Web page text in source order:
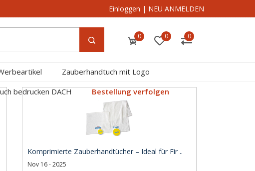
Einloggen | NEU ANMELDEN
0 0 0
Zauberhandtuch mit Logo
bedrucken DACH Bestellung verfolgen
Komprimierte Zauberhandtücher – Ideal für Fir ..
Nov 16 - 2025